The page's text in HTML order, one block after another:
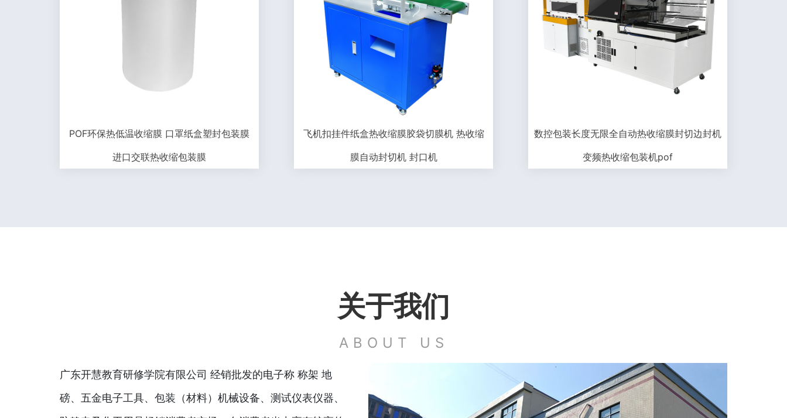
POF环保热低温收缩膜 口罩纸盒塑封包装膜
进口交联热收缩包装膜
飞机扣挂件纸盒热收缩膜胶袋切膜机 热收缩
膜自动封切机 封口机
数控包装长度无限全自动热收缩膜封切边封机
变频热收缩包装机pof
关于我们
ABOUT US
广东开慧教育研修学院有限公司 经销批发的电子称 称架 地
磅、五金电子工具、包装（材料）机械设备、测试仪表仪器、